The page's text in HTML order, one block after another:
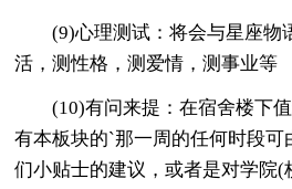
(9)心理测试：将会与星座物
活，测性格，测爱情，测事业等
(10)有问来提：在宿舍楼下值
有本板块的`那一周的任何时段
们小贴士的建议，或者是对学院